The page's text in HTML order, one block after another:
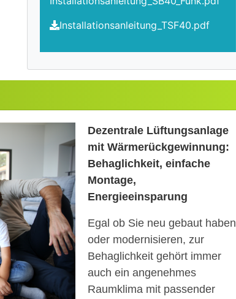
Installationsanleitung_TSF40.pdf
Dezentrale Lüftungsanlage
mit Wärmerückgewinnung:
Behaglichkeit, einfache
Montage,
Energieeinsparung
Egal ob Sie neu gebaut haben
oder modernisieren, zur
Behaglichkeit gehört immer
auch ein angenehmes
Raumklima mit passender